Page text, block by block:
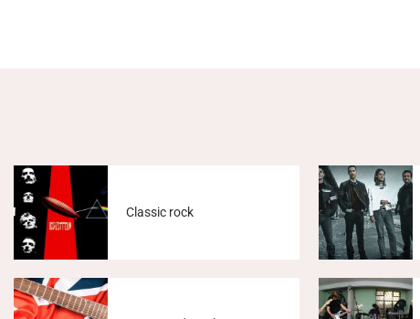
Classic rock